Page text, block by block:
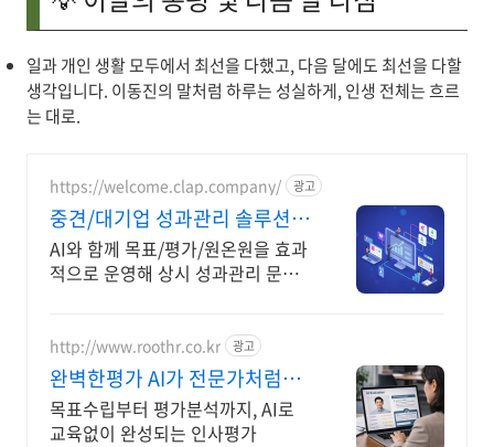
일과 개인 생활 모두에서 최선을 다했고, 다음 달에도 최선을 다할
생각입니다. 이동진의 말처럼 하루는 성실하게, 인생 전체는 흐르
는 대로.
https://welcome.clap.company/ 광고
중견/대기업 성과관리 솔루션
커스텀 가능한 성과관리솔루션
AI와 함께 목표/평가/원온원을 효과
적으로 운영해 상시 성과관리 문화
를 100% 구현 가능해요
http://www.roothr.co.kr 광고
완벽한평가 AI가 전문가처럼
rootHR AI인사평가
목표수립부터 평가분석까지, AI로
교육없이 완성되는 인사평가